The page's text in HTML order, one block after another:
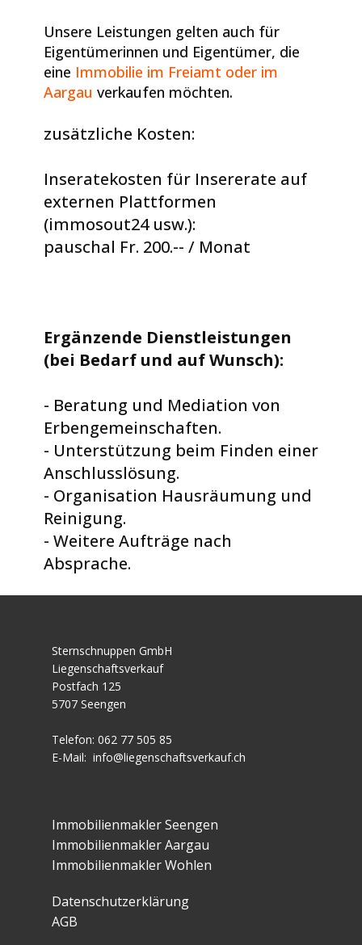
Unsere Leistungen gelten auch für
Eigentümerinnen und Eigentümer, die
eine Immobilie im Freiamt oder im
Aargau verkaufen möchten.
zusätzliche Kosten:
Inseratekosten für Insererate auf
externen Plattformen
(immosout24 usw.):
pauschal Fr. 200.-- / Monat
Ergänzende Dienstleistungen
(bei Bedarf und auf Wunsch):
- Beratung und Mediation von
Erbengemeinschaften.
- Unterstützung beim Finden einer
Anschlusslösung.
- Organisation Hausräumung und
Reinigung.
- Weitere Aufträge nach
Absprache.
Sternschnuppen GmbH
Liegenschaftsverkauf
Postfach 125
5707 Seengen
Telefon: 062 77 505 85
E-Mail: info@liegenschaftsverkauf.ch
Immobilienmakler Seengen
Immobilienmakler Aargau
Immobilienmakler Wohlen
Datenschutzerklärung
AGB